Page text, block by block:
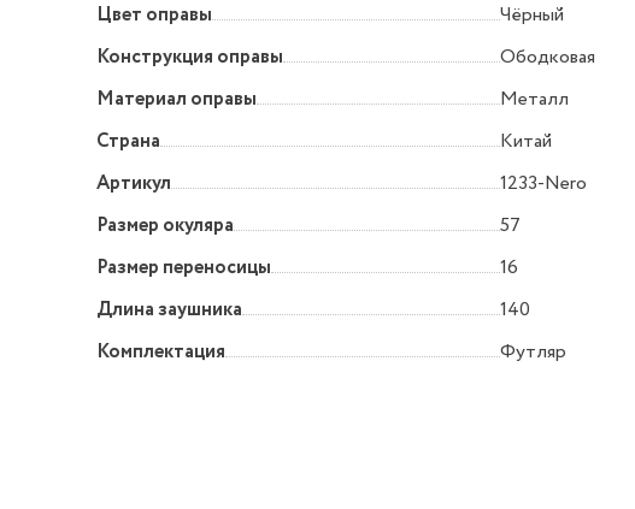
Цвет оправы
Чёрный
Конструкция оправы
Ободковая
Материал оправы
Металл
Страна
Китай
Артикул
1233-Nero
Размер окуляра
57
Размер переносицы
16
Длина заушника
140
Комплектация
Футляр